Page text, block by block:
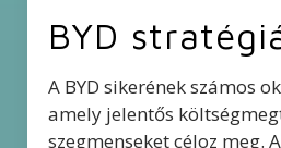
BYD
A BYD sikerének számos
amely jelentős
szegmenseket céloz meg.